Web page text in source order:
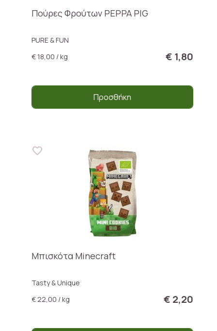
Πούρες Φρούτων PEPPA PIG
PURE & FUN
€ 18,00 / kg
€ 1,80
Προσθήκη
Μπισκότα Minecraft
Tasty & Unique
€ 22,00 / kg
€ 2,20